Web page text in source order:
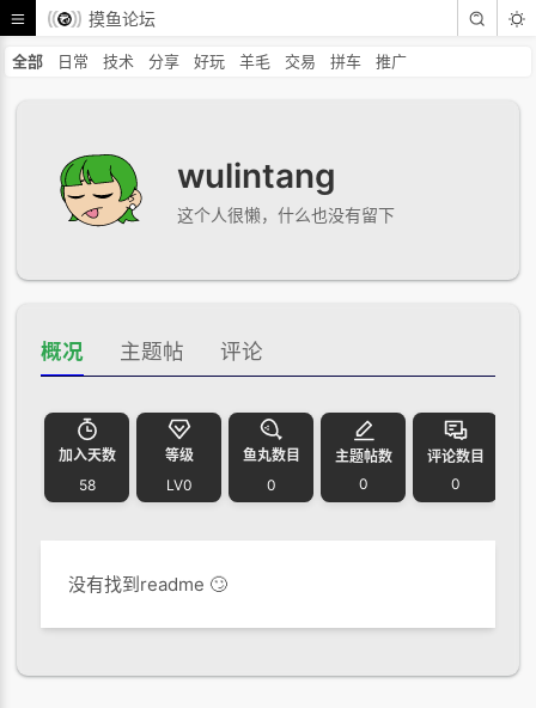
摸鱼论坛
全部 日常 技术 分享 好玩 羊毛 交易 拼车 推广
wulintang
这个人很懒，什么也没有留下
概况 主题帖 评论
加入天数
58
等级
LV0
鱼丸数目
0
主题帖数
0
评论数目
0
没有找到readme 🙄